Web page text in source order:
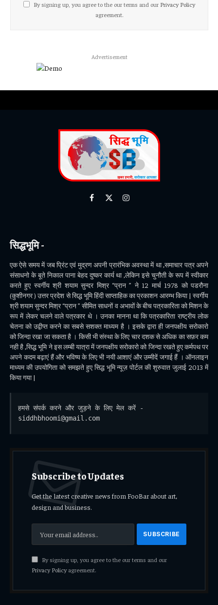
By signing up, you agree to the our terms and our Privacy Policy
agreement.
Advertisement
Facebook
X
Instagram
सिद्धभूमि -
एक ऐसे समय में जब प्रिंट एवं मुद्रण अपनी प्रारंभिक अवस्था में था ,समाचार पत्र अपने
संसाधनो के बूते निकाल पाना बेहद दुष्कर कार्य था ,लेकिन इसे चुनौती के रूप में स्वीकार
करते हुए स्वर्गीय श्री शयाम सुन्दर मिश्र “प्रान ” ने 12 मार्च 1978 को पडरौना
(कुशीनगर ) उत्तर प्रदेश से सिद्ध भूमि हिंदी साप्ताहिक का प्रकाशन आरम्भ किया | स्वर्गीय
श्री शयाम सुन्दर मिश्र “प्रान ” सीमित साधनों व अभावों के बीच पत्रकारिता को मिशन के
रूप में लेकर चलने वाले पत्रकार थे । उनका मानना था कि पत्रकारिता राष्ट्रीय लोक
चेतना को उद्वीप्त करने का सबसे सशक्त माध्यम है । इसके द्वारा ही जनपक्षीय सरोकारो
को जिन्दा रखा जा सकता है । किसी भी संस्था के लिए चार दशक से अधिक का सफ़र कम
नही है ,सिद्ध भूमि ने इस लम्बी यात्रा में जनपक्षीय सरोकारो को जिन्दा रखते हुए कर्मपथ पर
अपने कदम बढ़ाएं हैं और भविष्य के लिए भी नयी आशाएं और उम्मीदें जगाई हैं । ऑनलाइन
माध्यम की उपयोगिता को समझते हुए सिद्ध भूमि न्यूज़ पोर्टल की शुरुवात जुलाई 2013 में
किया गया |
हमसे संपर्क करने और जुड़ने के लिए मेल करें -
siddhbhoomi@gmail.com
Subscribe to Updates
Get the latest creative news from FooBar about art,
design and business.
By signing up, you agree to the our terms and our
Privacy Policyagreement.